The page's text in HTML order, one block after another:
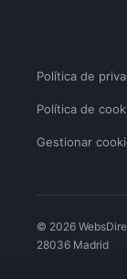
Política de
Política de
Gestionar
© 2026
28036 Madrid